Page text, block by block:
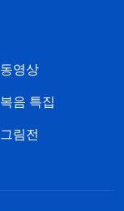
동영상
복음 특집
그림전